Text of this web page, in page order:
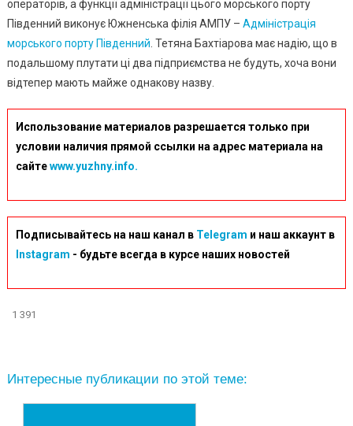
операторів, а функції адміністрації цього морського порту
Південний виконує Южненська філія АМПУ – Адміністрація
морського порту Південний . Тетяна Бахтіарова має надію, що в
подальшому плутати ці два підприємства не будуть, хоча вони
відтепер мають майже однакову назву.
Использование материалов разрешается только при
условии наличия прямой ссылки на адрес материала на
сайтеwww.yuzhny.info.
Подписывайтесь на наш канал в Telegram и наш аккаунт в
Instagram - будьте всегда в курсе наших новостей
1 391
Интересные публикации по этой теме: